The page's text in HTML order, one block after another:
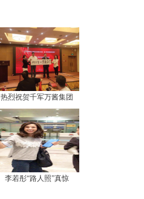
热烈祝贺千军万酱集团
李若彤“路人照”真惊